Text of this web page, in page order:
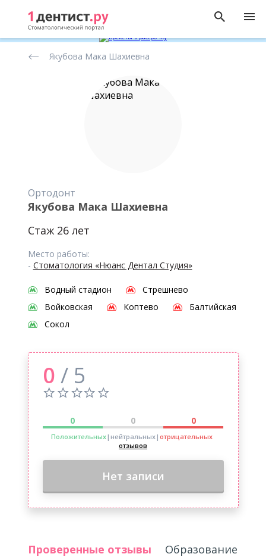
стоматологов
Якубова Мака Шахиевна
Ортодонт
Якубова Мака Шахиевна
Стаж 26 лет
Место работы:
- Стоматология «Нюанс Дентал Студия»
Водный стадион
Стрешнево
Войковская
Коптево
Балтийская
Сокол
0 / 5
0 0 0
Положительных|нейтральных| отрицательных
отзывов
Нет записи
Проверенные отзывы Образование